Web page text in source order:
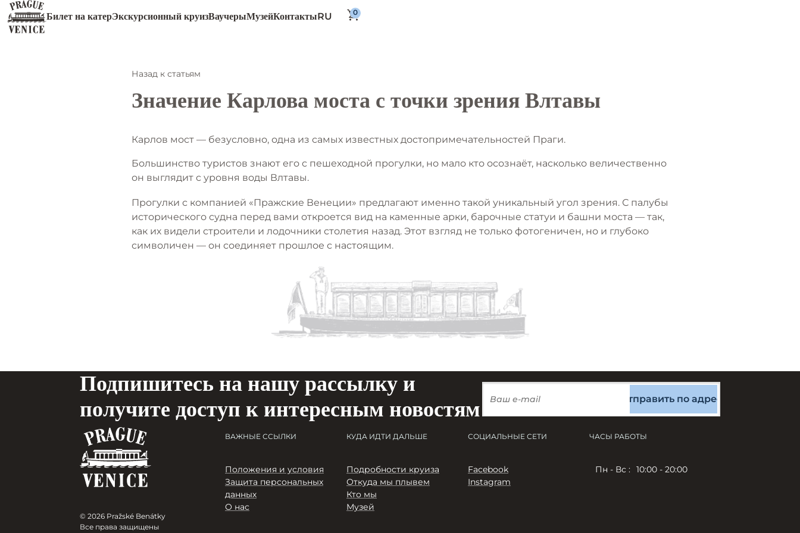
Билет на катерЭкскурсионный круизВаучерыМузейКонтактыRU
Назад к статьям
Значение Карлова моста с точки зрения Влтавы
Карлов мост — безусловно, одна из самых известных достопримечательностей Праги.
Большинство туристов знают его с пешеходной прогулки, но мало кто осознаёт, насколько величественно
он выглядит с уровня воды Влтавы.
Прогулки с компанией «Пражские Венеции» предлагают именно такой уникальный угол зрения. С палубы
исторического судна перед вами откроется вид на каменные арки, барочные статуи и башни моста — так,
как их видели строители и лодочники столетия назад. Этот взгляд не только фотогеничен, но и глубоко
символичен — он соединяет прошлое с настоящим.
Подпишитесь на нашу рассылку и
получите доступ к интересным новостям
Отправить по адресу
© 2026 Pražské Benátky
Все права защищены
ВАЖНЫЕ ССЫЛКИ
Положения и условия
Защита персональных
данных
О нас
КУДА ИДТИ ДАЛЬШЕ
Подробности круиза
Откуда мы плывем
Кто мы
Музей
СОЦИАЛЬНЫЕ СЕТИ
Facebook
Instagram
ЧАСЫ РАБОТЫ
Пн - Вс : 10:00 - 20:00